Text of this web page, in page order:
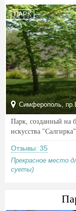
ПАРК
Симферополь,
Парк, созданный на
искусства
Отзывы: 35
Прекрасное место
суеты)